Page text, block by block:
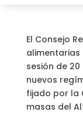
El Consejo
alimentarias
sesión de
nuevos
fijado por la
masas del